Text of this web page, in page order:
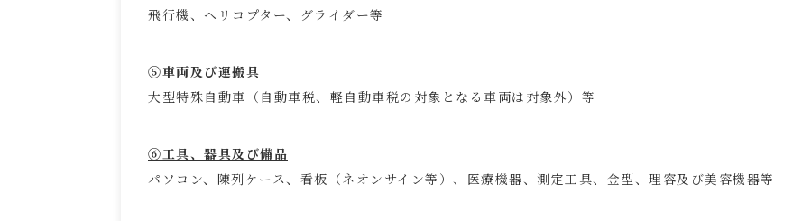
飛行機、ヘリコプター、グライダー等
⑤車両及び運搬具
大型特殊自動車（自動車税、軽自動車税の対象となる車両は対象外）等
⑥工具、器具及び備品
パソコン、陳列ケース、看板（ネオンサイン等）、医療機器、測定工具、金型、理容及び美容機器等